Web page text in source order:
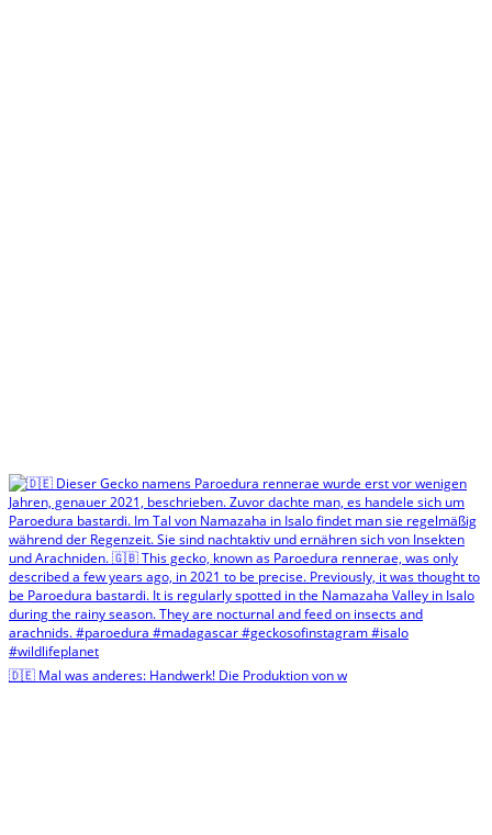
🇩🇪 Mal was anderes: Handwerk! Die Produktion von w